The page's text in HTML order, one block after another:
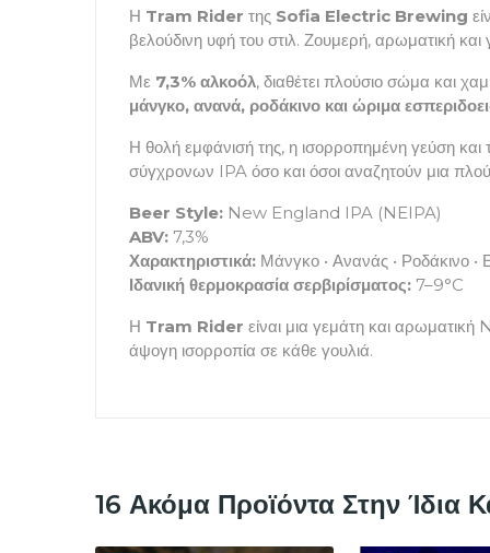
Η Tram Rider της Sofia Electric Brewing
βελούδινη υφή του στιλ. Ζουμερή, αρωματική
Με 7,3% αλκοόλ, διαθέτει πλούσιο σώμα και
μάνγκο, ανανά, ροδάκινο και ώριμα
Η θολή εμφάνισή της, η ισορροπημένη γεύση και
σύγχρονων IPA όσο και όσοι αναζητούν μια
Beer Style: New England IPA (NEIPA)
ABV: 7,3%
Χαρακτηριστικά: Μάνγκο • Ανανάς • Ροδάκινο •
Ιδανική θερμοκρασία σερβιρίσματος: 7–9°C
Η Tram Rider είναι μια γεμάτη και
άψογη ισορροπία σε κάθε γουλιά.
16 Ακόμα Προϊόντα Στην Ίδια